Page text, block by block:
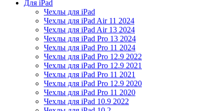
Для iPad
Чехлы для iPad
Чехлы для iPad Air 11 2024
Чехлы для iPad Air 13 2024
Чехлы для iPad Pro 13 2024
Чехлы для iPad Pro 11 2024
Чехлы для iPad Pro 12.9 2022
Чехлы для iPad Pro 12.9 2021
Чехлы для iPad Pro 11 2021
Чехлы для iPad Pro 12.9 2020
Чехлы для iPad Pro 11 2020
Чехлы для iPad 10.9 2022